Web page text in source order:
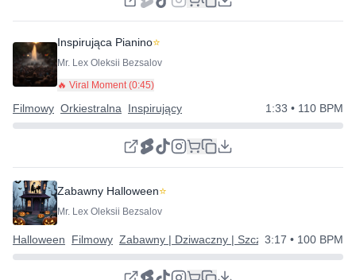
Inspirująca Pianino⭐
Mr. Lex Oleksii Bezsalov
🔥 Viral Moment (0:45)
Filmowy Orkiestralna Inspirujący 1:33 • 110 BPM
Zabawny Halloween⭐
Mr. Lex Oleksii Bezsalov
Halloween Filmowy Zabawny | Dziwaczny | Szczęśliwy
3:17 • 100 BPM